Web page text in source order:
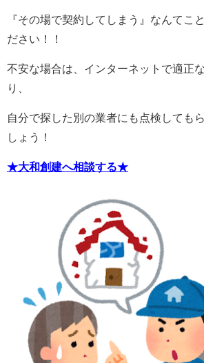
『その場で契約してしまう』なんてこ
ださい！！
不安な場合は、インターネットで適正
り、
自分で探した別の業者にも点検しても
しょう！
★大和創建へ相談する★